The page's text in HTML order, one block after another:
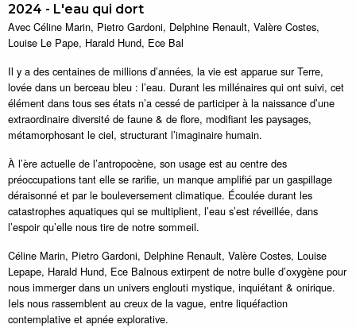
2024 - L'eau qui dort
Avec Céline Marin, Pietro Gardoni, Delphine Renault, Valère Costes,
Louise Le Pape, Harald Hund, Ece Bal
Il y a des centaines de millions d’années, la vie est apparue sur Terre,
lovée dans un berceau bleu : l’eau. Durant les millénaires qui ont suivi, cet
élément dans tous ses états n’a cessé de participer à la naissance d’une
extraordinaire diversité de faune & de flore, modifiant les paysages,
métamorphosant le ciel, structurant l’imaginaire humain.
À l’ère actuelle de l’antropocène, son usage est au centre des
préoccupations tant elle se rarifie, un manque amplifié par un gaspillage
déraisonné et par le bouleversement climatique. Écoulée durant les
catastrophes aquatiques qui se multiplient, l’eau s’est réveillée, dans
l’espoir qu’elle nous tire de notre sommeil.
Céline Marin, Pietro Gardoni, Delphine Renault, Valère Costes, Louise
Lepape, Harald Hund, Ece Balnous extirpent de notre bulle d’oxygène pour
nous immerger dans un univers englouti mystique, inquiétant & onirique.
Iels nous rassemblent au creux de la vague, entre liquéfaction
contemplative et apnée explorative.